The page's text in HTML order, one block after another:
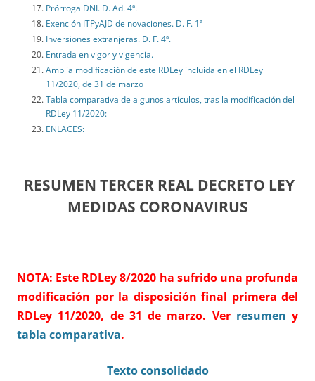
Prórroga DNI. D. Ad. 4ª.
Exención ITPyAJD de novaciones. D. F. 1ª
Inversiones extranjeras. D. F. 4ª.
Entrada en vigor y vigencia.
Amplia modificación de este RDLey incluida en el RDLey
11/2020, de 31 de marzo
Tabla comparativa de algunos artículos, tras la modificación del
RDLey 11/2020:
ENLACES:
RESUMEN TERCER REAL DECRETO LEY
MEDIDAS CORONAVIRUS
NOTA: Este RDLey 8/2020 ha sufrido una profunda
modificación por la disposición final primera del
RDLey 11/2020, de 31 de marzo. Ver resumen y
tabla comparativa.
Texto consolidado